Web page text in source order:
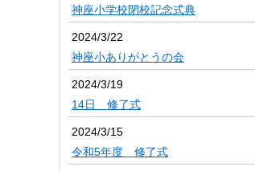
神座小学校閉校記念式典
2024/3/22
神座小ありがとうの会
2024/3/19
14日 修了式
2024/3/15
令和5年度 修了式